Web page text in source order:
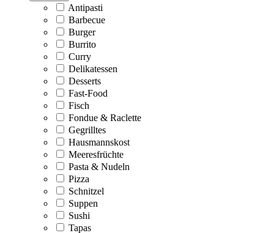
Antipasti
Barbecue
Burger
Burrito
Curry
Delikatessen
Desserts
Fast-Food
Fisch
Fondue & Raclette
Gegrilltes
Hausmannskost
Meeresfrüchte
Pasta & Nudeln
Pizza
Schnitzel
Suppen
Sushi
Tapas